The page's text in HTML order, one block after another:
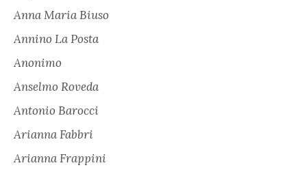
Anna Maria Biuso
Annino La Posta
Anonimo
Anselmo Roveda
Antonio Barocci
Arianna Fabbri
Arianna Frappini